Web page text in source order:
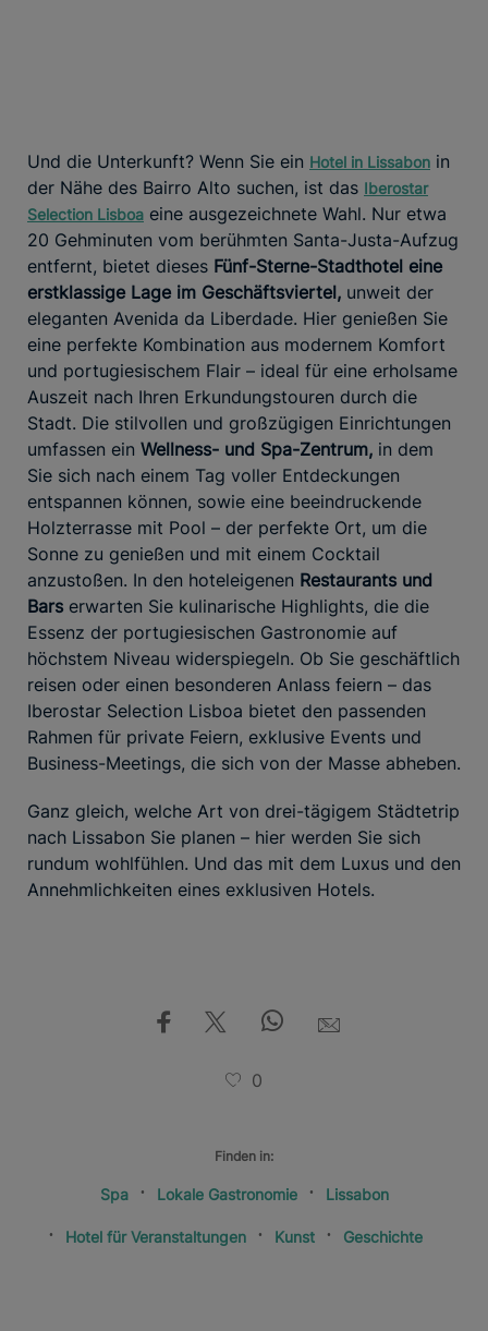
Und die Unterkunft? Wenn Sie ein Hotel in Lissabon in
der Nähe des Bairro Alto suchen, ist das Iberostar
Selection Lisboa eine ausgezeichnete Wahl. Nur etwa
20 Gehminuten vom berühmten Santa-Justa-Aufzug
entfernt, bietet dieses Fünf-Sterne-Stadthotel eine
erstklassige Lage im Geschäftsviertel, unweit der
eleganten Avenida da Liberdade. Hier genießen Sie
eine perfekte Kombination aus modernem Komfort
und portugiesischem Flair – ideal für eine erholsame
Auszeit nach Ihren Erkundungstouren durch die
Stadt. Die stilvollen und großzügigen Einrichtungen
umfassen ein Wellness- und Spa-Zentrum, in dem
Sie sich nach einem Tag voller Entdeckungen
entspannen können, sowie eine beeindruckende
Holzterrasse mit Pool – der perfekte Ort, um die
Sonne zu genießen und mit einem Cocktail
anzustoßen. In den hoteleigenen Restaurants und
Bars erwarten Sie kulinarische Highlights, die die
Essenz der portugiesischen Gastronomie auf
höchstem Niveau widerspiegeln. Ob Sie geschäftlich
reisen oder einen besonderen Anlass feiern – das
Iberostar Selection Lisboa bietet den passenden
Rahmen für private Feiern, exklusive Events und
Business-Meetings, die sich von der Masse abheben.
Ganz gleich, welche Art von drei-tägigem Städtetrip
nach Lissabon Sie planen – hier werden Sie sich
rundum wohlfühlen. Und das mit dem Luxus und den
Annehmlichkeiten eines exklusiven Hotels.
0
Finden in:
Spa Lokale Gastronomie Lissabon
Hotel für Veranstaltungen Kunst Geschichte